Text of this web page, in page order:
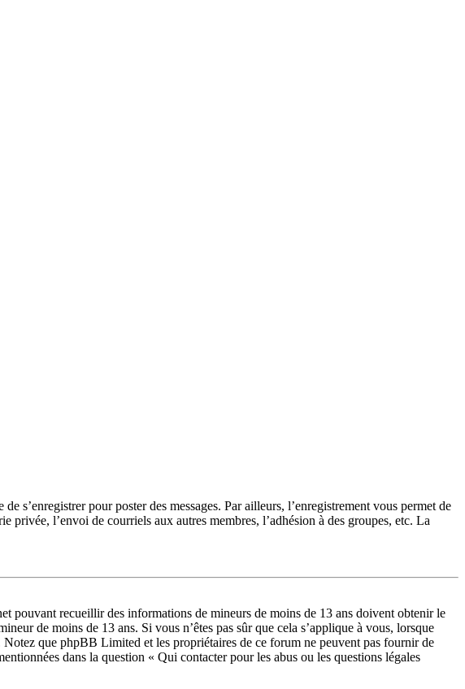
s’enregistrer pour poster des messages. Par ailleurs, l’enregistrement vous permet de
privée, l’envoi de courriels aux autres membres, l’adhésion à des groupes, etc. La
pouvant recueillir des informations de mineurs de moins de 13 ans doivent obtenir le
de moins de 13 ans. Si vous n’êtes pas sûr que cela s’applique à vous, lorsque
que phpBB Limited et les propriétaires de ce forum ne peuvent pas fournir de
dans la question « Qui contacter pour les abus ou les questions légales